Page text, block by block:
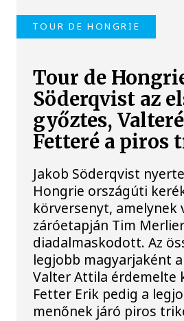
TOUR DE HONGRIE
Tour de
Söderqvist az
győztes,
Fetteré a piros
Jakob Söderqvist
Hongrie országúti
körversenyt, amelynek
záróetapján Tim Merlier
diadalmaskodott. Az
legjobb magyarjaként
Valter Attila érdemelte
Fetter Erik pedig a
menőnek járó piros